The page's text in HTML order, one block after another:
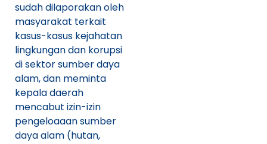
sudah dilaporakan oleh
masyarakat terkait
kasus-kasus kejahatan
lingkungan dan korupsi
di sektor sumber daya
alam, dan meminta
kepala daerah
mencabut izin-izin
pengeloaaan sumber
daya alam (hutan,